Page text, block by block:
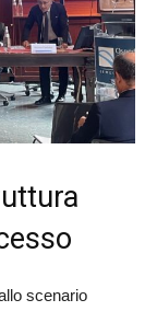
scenario